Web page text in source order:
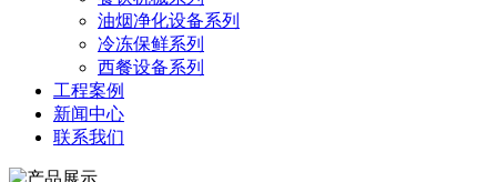
油烟净化设备系列
冷冻保鲜系列
西餐设备系列
工程案例
新闻中心
联系我们